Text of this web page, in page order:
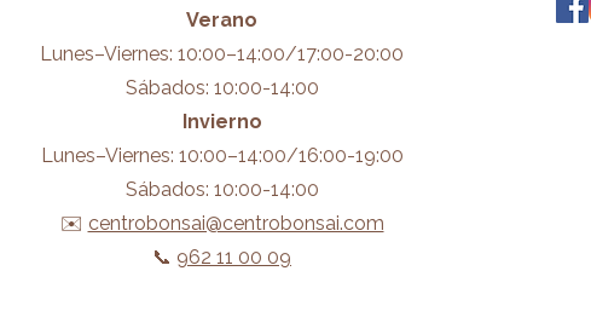
Verano
Lunes–Viernes: 10:00–14:00/17:00-20:00
Sábados: 10:00-14:00
Invierno
Lunes–Viernes: 10:00–14:00/16:00-19:00
Sábados: 10:00-14:00
✉️ centrobonsai@centrobonsai.com
📞 962 11 00 09